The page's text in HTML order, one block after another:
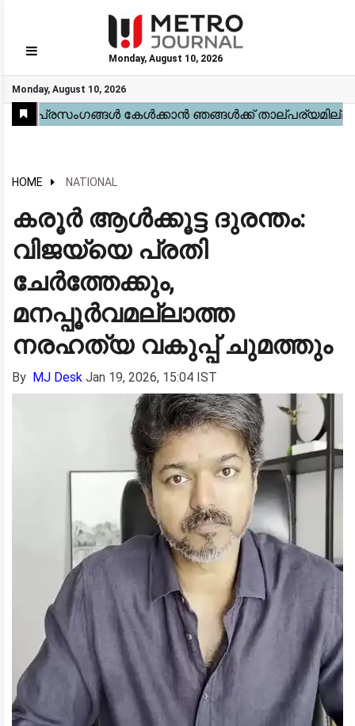
Monday, August 10, 2026
Monday, August 10, 2026
GO
Home
Kerala
National
Gulf
World
Sports
Movies
Health
Automobile
Travel
Education
Novel
Business
Technology
Webstory
HOME NATIONAL
കരൂർ ആൾക്കൂട്ട ദുരന്തം:
വിജയ്‌യെ പ്രതി
ചേർത്തേക്കും,
മനപ്പൂർവമല്ലാത്ത
നരഹത്യ വകുപ്പ് ചുമത്തും
By MJ Desk Jan 19, 2026, 15:04 IST